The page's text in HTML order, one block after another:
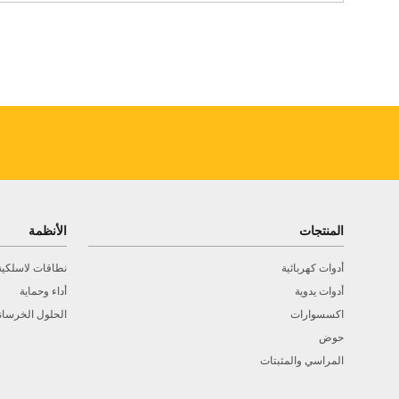
المنتجات
أدوات كهربائية
أدوات يدوية
اكسسوارات
حوض
المراسي والمثبتات
الأنظمة
نطاقات
أداء وحماية
الحلول